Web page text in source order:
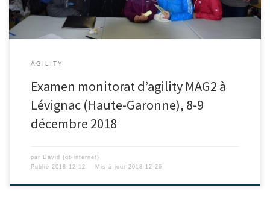
AGILITY
Examen monitorat d’agility MAG2 à
Lévignac (Haute-Garonne), 8-9
décembre 2018
par David (gt-internet)
Publié 2018-12-12 Mis à jour 2018-12-26